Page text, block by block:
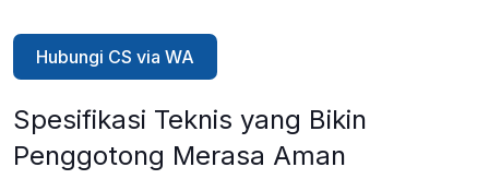
Hubungi CS via WA
Spesifikasi Teknis yang Bikin
Penggotong Merasa Aman